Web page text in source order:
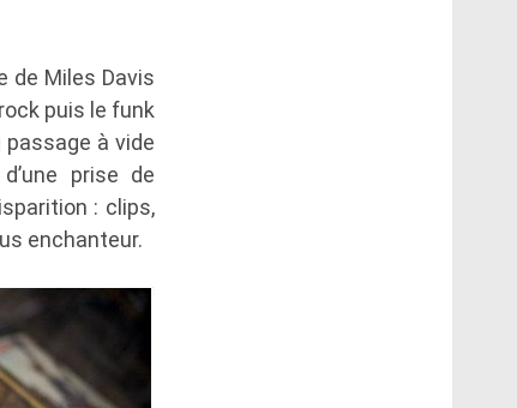
de Miles Davis
puis le funk
à vide
prise de
: clips,
enchanteur.